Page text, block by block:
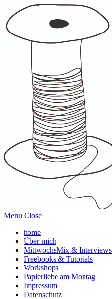
Menu Close
home
Über mich
MittwochsMix & Interviews
Freebooks & Tutorials
Workshops
Papierliebe am Montag
Impressum
Datenschutz